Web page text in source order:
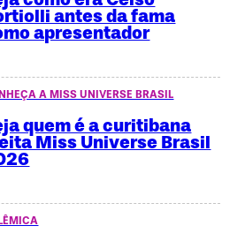
antes da fama
apresentador
A MISS UNIVERSE BRASIL
quem é a curitibana
Miss Universe Brasil